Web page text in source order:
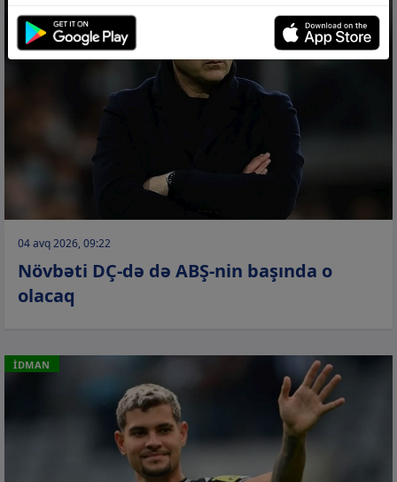
04 avq 2026, 09:22
Növbəti DÇ-də də ABŞ-nin başında o
olacaq
İDMAN